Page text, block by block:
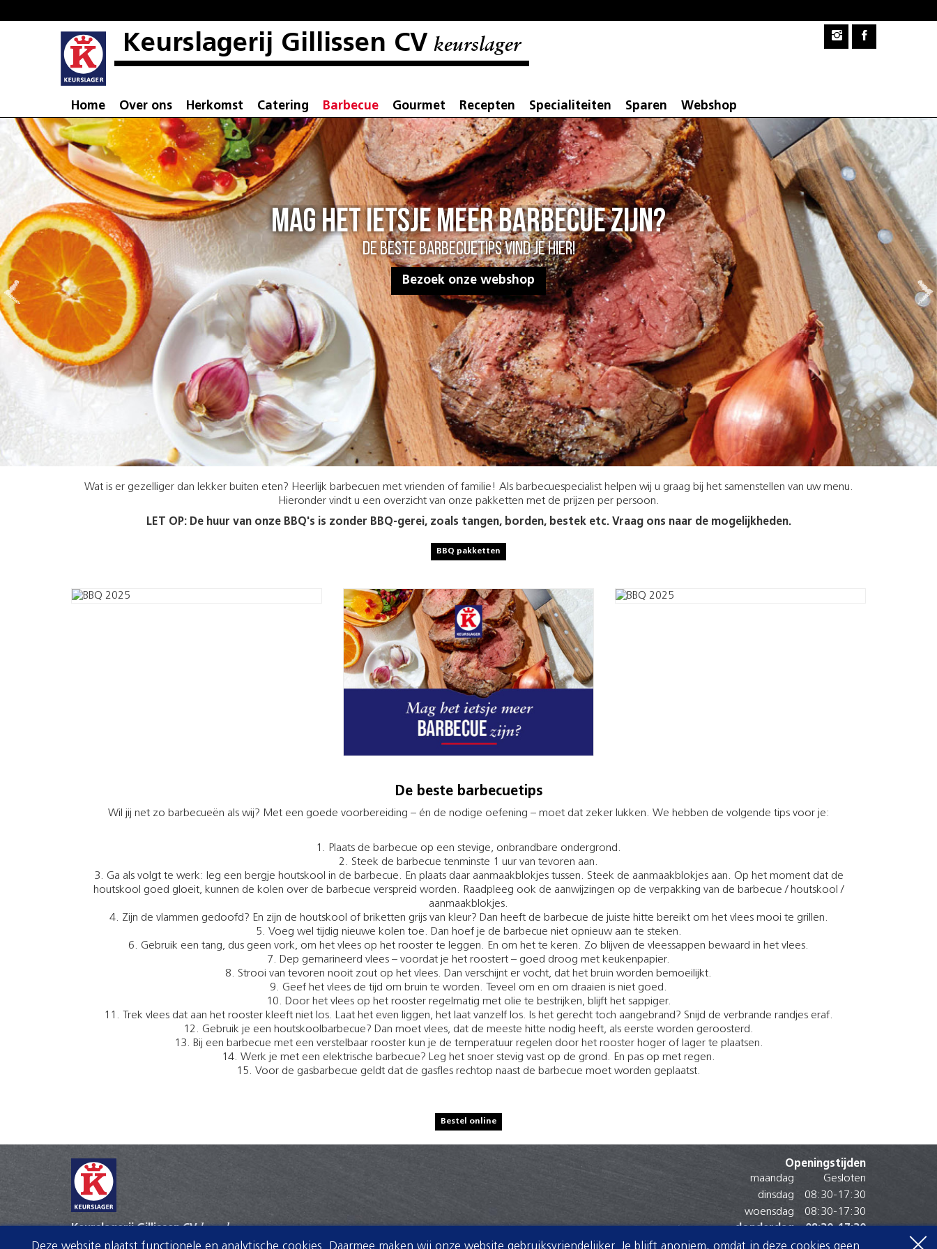
Keurslagerij Gillissen CV keurslager
Home Over ons Herkomst Catering Barbecue Gourmet Recepten Specialiteiten Sparen Webshop
Barbecue
Samen lekker buiten eten
Barbecuespecialiteiten
Wat is er gezelliger dan lekker buiten eten? Heerlijk barbecuen met vrienden of familie! Als barbecuespecialist helpen wij u graag bij het samenstellen van uw menu.
Hieronder vindt u een overzicht van onze pakketten met de prijzen per persoon.
LET OP: De huur van onze BBQ's is zonder BBQ-gerei, zoals tangen, borden, bestek etc. Vraag ons naar de mogelijkheden.
BBQ pakketten
De beste barbecuetips
Wil jij net zo barbecueën als wij? Met een goede voorbereiding – én de nodige oefening – moet dat zeker lukken. We hebben de volgende tips voor je:
Plaats de barbecue op een stevige, onbrandbare ondergrond.
Steek de barbecue tenminste 1 uur van tevoren aan.
Ga als volgt te werk: leg een bergje houtskool in de barbecue. En plaats daar aanmaakblokjes tussen. Steek de aanmaakblokjes aan. Op het moment dat de
houtskool goed gloeit, kunnen de kolen over de barbecue verspreid worden. Raadpleeg ook de aanwijzingen op de verpakking van de barbecue / houtskool /
aanmaakblokjes.
Zijn de vlammen gedoofd? En zijn de houtskool of briketten grijs van kleur? Dan heeft de barbecue de juiste hitte bereikt om het vlees mooi te grillen.
Voeg wel tijdig nieuwe kolen toe. Dan hoef je de barbecue niet opnieuw aan te steken.
Gebruik een tang, dus geen vork, om het vlees op het rooster te leggen. En om het te keren. Zo blijven de vleessappen bewaard in het vlees.
Dep gemarineerd vlees – voordat je het roostert – goed droog met keukenpapier.
Strooi van tevoren nooit zout op het vlees. Dan verschijnt er vocht, dat het bruin worden bemoeilijkt.
Geef het vlees de tijd om bruin te worden. Teveel om en om draaien is niet goed.
Door het vlees op het rooster regelmatig met olie te bestrijken, blijft het sappiger.
Trek vlees dat aan het rooster kleeft niet los. Laat het even liggen, het laat vanzelf los. Is het gerecht toch aangebrand? Snijd de verbrande randjes eraf.
Gebruik je een houtskoolbarbecue? Dan moet vlees, dat de meeste hitte nodig heeft, als eerste worden geroosterd.
Bij een barbecue met een verstelbaar rooster kun je de temperatuur regelen door het rooster hoger of lager te plaatsen.
Werk je met een elektrische barbecue? Leg het snoer stevig vast op de grond. En pas op met regen.
Voor de gasbarbecue geldt dat de gasfles rechtop naast de barbecue moet worden geplaatst.
Bestel online
Keurslagerij Gillissen CVkeurslager
Walstraat 100
Openingstijden
maandag
Gesloten
dinsdag
08:30-17:30
woensdag
08:30-17:30
donderdag
08:30-17:30
vrijdag
08:30 -17:30
Deze website plaatst functionele en analytische cookies. Daarmee maken wij onze website gebruiksvriendelijker. Je blijft anoniem, omdat in deze cookies geen